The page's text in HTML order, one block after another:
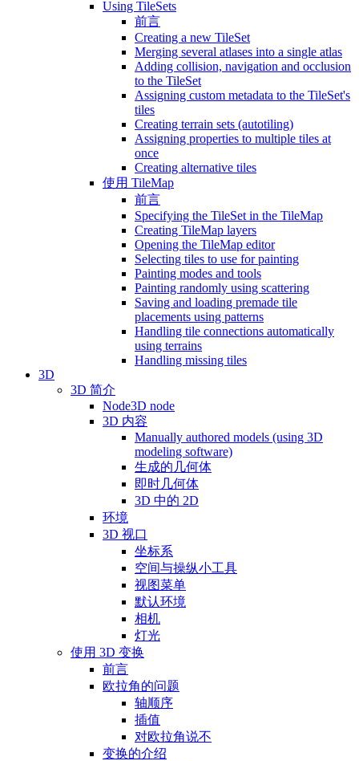
Using TileSets
前言
Creating a new TileSet
Merging several atlases into a single atlas
Adding collision, navigation and occlusion
to the TileSet
Assigning custom metadata to the TileSet's
tiles
Creating terrain sets (autotiling)
Assigning properties to multiple tiles at
once
Creating alternative tiles
使用 TileMap
前言
Specifying the TileSet in the TileMap
Creating TileMap layers
Opening the TileMap editor
Selecting tiles to use for painting
Painting modes and tools
Painting randomly using scattering
Saving and loading premade tile
placements using patterns
Handling tile connections automatically
using terrains
Handling missing tiles
3D
3D 简介
Node3D node
3D 内容
Manually authored models (using 3D
modeling software)
生成的几何体
即时几何体
3D 中的 2D
环境
3D 视口
坐标系
空间与操纵小工具
视图菜单
默认环境
相机
灯光
使用 3D 变换
前言
欧拉角的问题
轴顺序
插值
对欧拉角说不
变换的介绍